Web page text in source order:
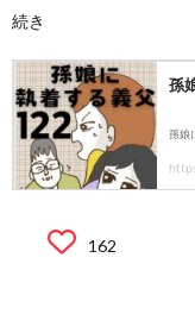
続き
162